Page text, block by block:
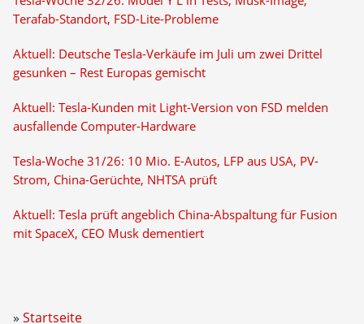
Terafab-Standort, FSD-Lite-Probleme
Aktuell: Deutsche Tesla-Verkäufe im Juli um zwei Drittel
gesunken – Rest Europas gemischt
Aktuell: Tesla-Kunden mit Light-Version von FSD melden
ausfallende Computer-Hardware
Tesla-Woche 31/26: 10 Mio. E-Autos, LFP aus USA, PV-
Strom, China-Gerüchte, NHTSA prüft
Aktuell: Tesla prüft angeblich China-Abspaltung für Fusion
mit SpaceX, CEO Musk dementiert
Startseite